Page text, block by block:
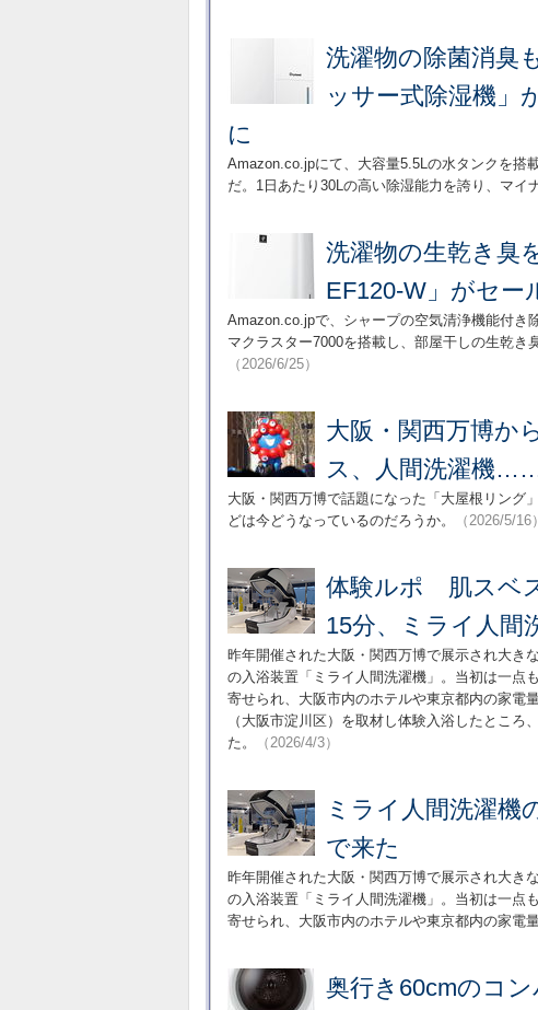
洗濯物の除菌消臭
ッサー式除湿機」
に
Amazon.co.jpにて、大容量5.5Lの水タンクを搭
だ。1日あたり30Lの高い除湿能力を誇り、マイ
洗濯物の生乾き臭
EF120-W」がセー
Amazon.co.jpで、シャープの空気清浄機能付き
マクラスター7000を搭載し、部屋干しの生乾き
（2026/6/25）
大阪・関西万博か
ス、人間洗濯機……
大阪・関西万博で話題になった「大屋根リング
どは今どうなっているのだろうか。
（2026/5/16）
体験ルポ 肌スベ
15分、ミライ人間
昨年開催された大阪・関西万博で展示され大き
の入浴装置「ミライ人間洗濯機」。当初は一点
寄せられ、大阪市内のホテルや東京都内の家電
（大阪市淀川区）を取材し体験入浴したとこ
た。
（2026/4/3）
ミライ人間洗濯機
で来た
昨年開催された大阪・関西万博で展示され大き
の入浴装置「ミライ人間洗濯機」。当初は一点
寄せられ、大阪市内のホテルや東京都内の家電
奥行き60cmのコ